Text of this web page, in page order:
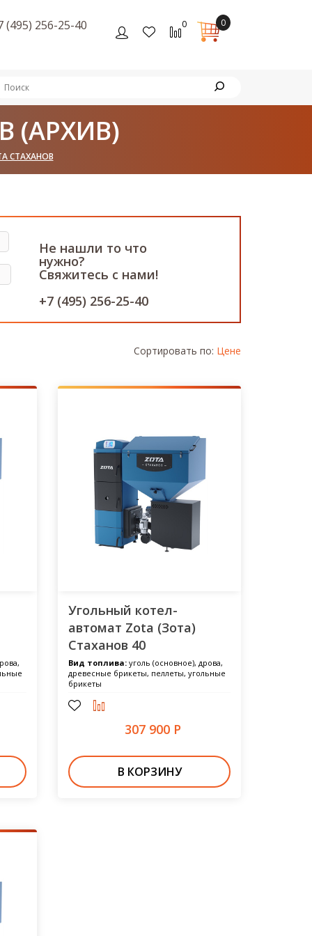
(495) 256-25-40 0 0
(АРХИВ)
СТАХАНОВ
Не нашли то что
нужно?
Свяжитесь с нами!
+7 (495) 256-25-40
Сортировать по: Цене
Угольный котел-
автомат Zota (Зота)
Стаханов 40
Вид топлива:уголь (основное), дрова,
древесные брикеты, пеллеты, угольные
брикеты
307 900 Р
В КОРЗИНУ